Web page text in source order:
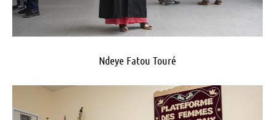
Ndeye Fatou Touré